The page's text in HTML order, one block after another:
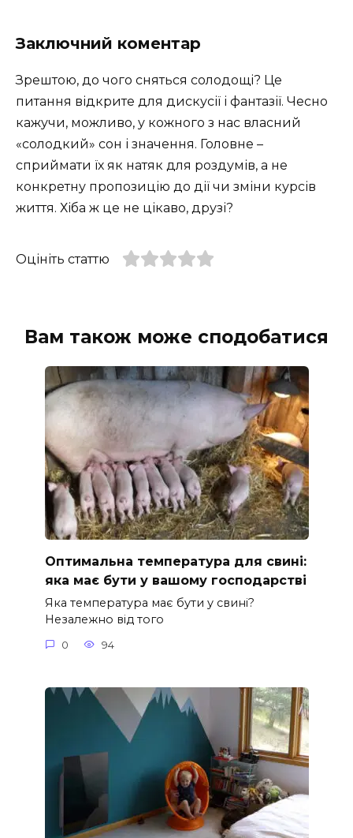
Заключний коментар
Зрештою, до чого сняться солодощі? Це
питання відкрите для дискусії і фантазії. Чесно
кажучи, можливо, у кожного з нас власний
«солодкий» сон і значення. Головне –
сприймати їх як натяк для роздумів, а не
конкретну пропозицію до дії чи зміни курсів
життя. Хіба ж це не цікаво, друзі?
Оцініть статтю
Вам також може сподобатися
Оптимальна температура для свині:
яка має бути у вашому господарстві
Яка температура має бути у свині?
Незалежно від того
0 94